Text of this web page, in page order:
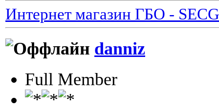
Интернет магазин ГБО -
danniz
Full Member